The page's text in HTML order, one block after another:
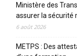
Ministère des
assurer la sécurité
6 août 2026
METPS : Des